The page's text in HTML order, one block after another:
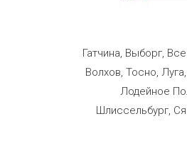
Гатчина, Выборг,
Волхов, Тосно,
Лодейное
Шлиссельбург,